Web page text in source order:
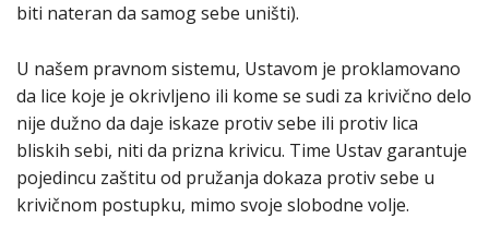
biti nateran da samog sebe uništi).
U našem pravnom sistemu, Ustavom je proklamovano
da lice koje je okrivljeno ili kome se sudi za krivično delo
nije dužno da daje iskaze protiv sebe ili protiv lica
bliskih sebi, niti da prizna krivicu. Time Ustav garantuje
pojedincu zaštitu od pružanja dokaza protiv sebe u
krivičnom postupku, mimo svoje slobodne volje.